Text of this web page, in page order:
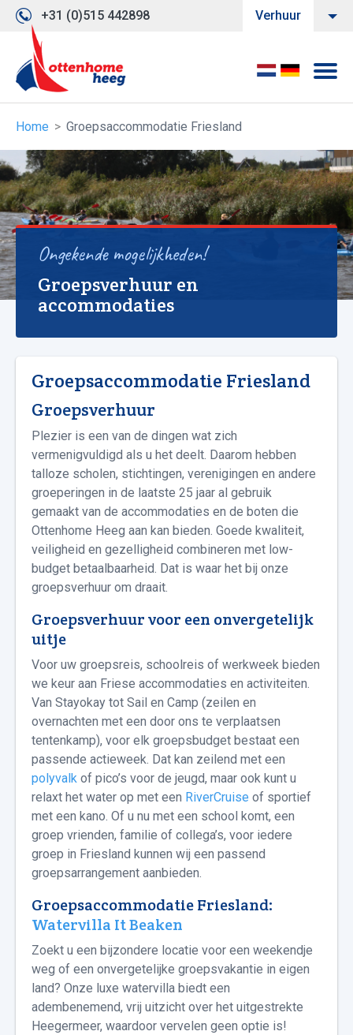
+31 (0)515 442898 Verhuur
Home Groepsaccommodatie Friesland
Ongekende mogelijkheden!
Groepsverhuur en
accommodaties
Groepsaccommodatie Friesland
Groepsverhuur
Plezier is een van de dingen wat zich
vermenigvuldigd als u het deelt. Daarom hebben
talloze scholen, stichtingen, verenigingen en andere
groeperingen in de laatste 25 jaar al gebruik
gemaakt van de accommodaties en de boten die
Ottenhome Heeg aan kan bieden. Goede kwaliteit,
veiligheid en gezelligheid combineren met low-
budget betaalbaarheid. Dat is waar het bij onze
groepsverhuur om draait.
Groepsverhuur voor een onvergetelijk
uitje
Voor uw groepsreis, schoolreis of werkweek bieden
we keur aan Friese accommodaties en activiteiten.
Van Stayokay tot Sail en Camp (zeilen en
overnachten met een door ons te verplaatsen
tentenkamp), voor elk groepsbudget bestaat een
passende actieweek. Dat kan zeilend met een
polyvalk of pico’s voor de jeugd, maar ook kunt u
relaxt het water op met een RiverCruise of sportief
met een kano. Of u nu met een school komt, een
groep vrienden, familie of collega’s, voor iedere
groep in Friesland kunnen wij een passend
groepsarrangement aanbieden.
Groepsaccommodatie Friesland:
Watervilla It Beaken
Zoekt u een bijzondere locatie voor een weekendje
weg of een onvergetelijke groepsvakantie in eigen
land? Onze luxe watervilla biedt een
adembenemend, vrij uitzicht over het uitgestrekte
Heegermeer, waardoor vervelen geen optie is!